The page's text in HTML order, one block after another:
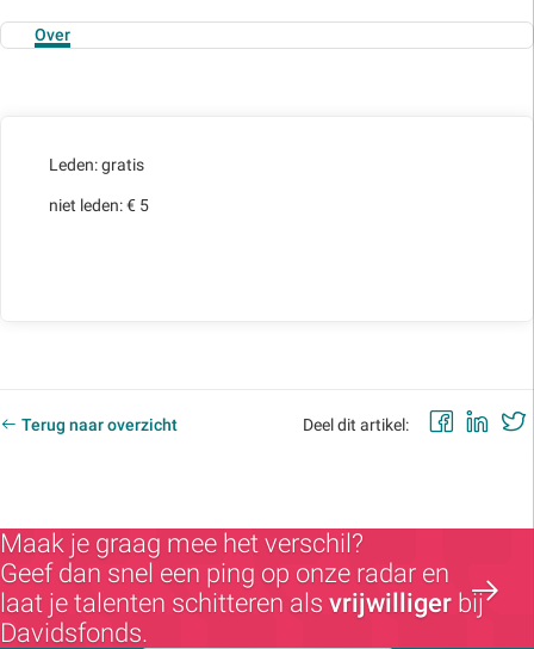
Over
Leden: gratis
niet leden: € 5
Terug naar overzicht Deel dit artikel:
Maak je graag mee het verschil?
Geef dan snel een ping op onze radar en
laat je talenten schitteren als vrijwilliger bij
Davidsfonds.